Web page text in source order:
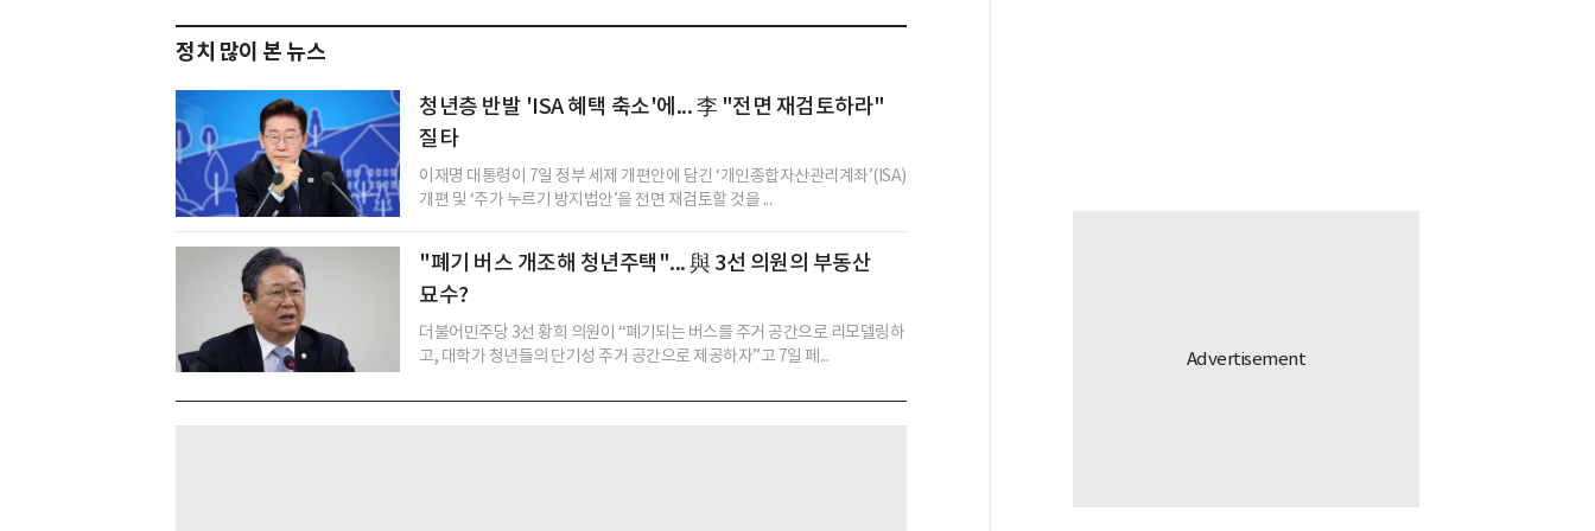
정치 많이 본 뉴스
청년층 반발 'ISA 혜택 축소'에... 李 "전면 재검토하라"
질타
이재명 대통령이 7일 정부 세제 개편안에 담긴 ‘개인종합자산관리계좌’(ISA)
개편 및 ‘주가 누르기 방지법안’을 전면 재검토할 것을 ...
"폐기 버스 개조해 청년주택"... 與 3선 의원의 부동산
묘수?
더불어민주당 3선 황희 의원이 “폐기되는 버스를 주거 공간으로 리모델링하
고, 대학가 청년들의 단기성 주거 공간으로 제공하자”고 7일 페...